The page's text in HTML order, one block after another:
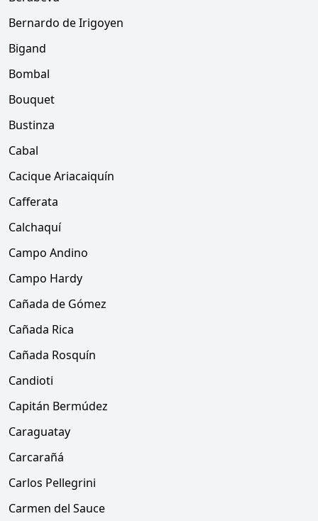
Bernardo de Irigoyen
Bigand
Bombal
Bouquet
Bustinza
Cabal
Cacique Ariacaiquín
Cafferata
Calchaquí
Campo Andino
Campo Hardy
Cañada de Gómez
Cañada Rica
Cañada Rosquín
Candioti
Capitán Bermúdez
Caraguatay
Carcarañá
Carlos Pellegrini
Carmen del Sauce